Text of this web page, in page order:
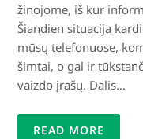
žinojome, iš kur
Šiandien situacija
mūsų telefonuose,
šimtai, o gal ir
vaizdo įrašų. Dalis…
READ MORE